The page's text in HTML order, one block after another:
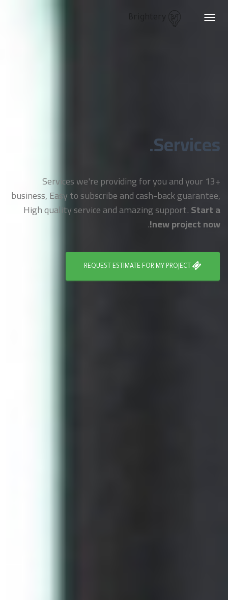
Toggle
Services.
+13 Services we're providing for you and your
business, Easy to subscribe and cash-back guarantee,
High quality service and amazing support.Start a
new project now!
.